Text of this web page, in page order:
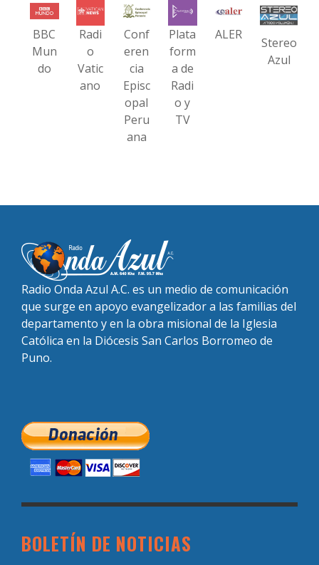
BBC
Mun
do
Radi
o
Vatic
ano
Conf
eren
cia
Episc
opal
Peru
ana
Plata
form
a de
Radi
o y
TV
ALER
Stereo
Azul
Radio Onda Azul A.C. es un medio de comunicación
que surge en apoyo evangelizador a las familias del
departamento y en la obra misional de la Iglesia
Católica en la Diócesis San Carlos Borromeo de
Puno.
BOLETÍN DE NOTICIAS